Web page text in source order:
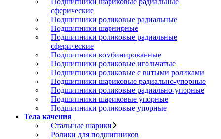
Подшипники шариковые радиальные
сферические
Подшипники роликовые радиальные
Подшипники шарнирные
Подшипники роликовые радиальные
сферические
Подшипники комбинированные
Подшипники роликовые игольчатые
Подшипники роликовые с витыми роликами
Подшипники шариковые радиально-упорные
Подшипники роликовые радиально-упорные
Подшипники шариковые упорные
Подшипники роликовые упорные
Тела качения
Стальные шарики
Ролики для подшипников